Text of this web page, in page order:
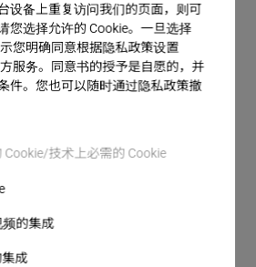
设备上重复访问我们的页面，则可
您选择允许的 Cookie。一旦选择
您明确同意根据隐私政策设置
服务。同意书的授予是自愿的，并
件。您也可以随时通过隐私政策撤
Cookie/技术上必需的 Cookie
频的集成
成
声波焊接系统的优
产品系列的所有焊接系统，如
或 VE
准机技术
极大改进了焊接效果
足各种需求